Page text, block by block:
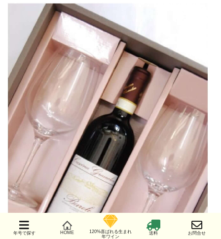
年号で探す HOME
120%喜ばれる生まれ
年ワイン
送料 お問合せ